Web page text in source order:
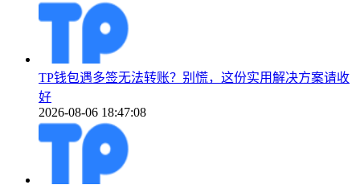
TP钱包遇多签无法转账？别慌，这份实用解决方案请收
好
2026-08-06 18:47:08